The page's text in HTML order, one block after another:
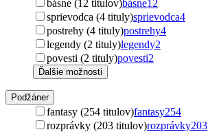
básne (12 titulov)básne12
sprievodca (4 tituly)sprievodca4
postrehy (4 tituly)postrehy4
legendy (2 tituly)legendy2
povesti (2 tituly)povesti2
Ďalšie možnosti
Podžáner
fantasy (254 titulov)fantasy254
rozprávky (203 titulov)rozprávky203